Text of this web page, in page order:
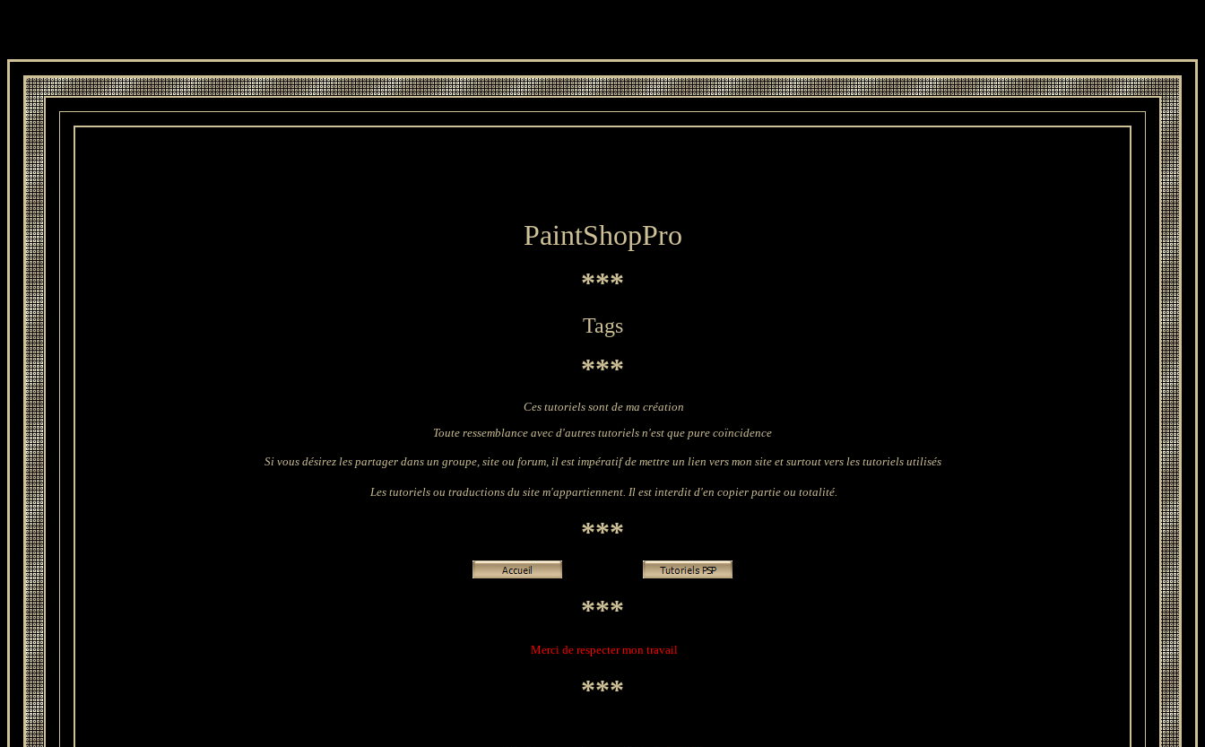
PaintShopPro
***
Tags
***
Ces tutoriels sont de ma création
Toute ressemblance avec d'autres tutoriels n'est que pure coïncidence
Si vous désirez les partager dans un groupe, site ou forum, il est impératif de mettre un lien vers mon site et surtout vers les tutoriels utilisés
Les tutoriels ou traductions du site m'appartiennent. Il est interdit d'en copier partie ou totalité.
***
***
Merci de respecter mon travail
***